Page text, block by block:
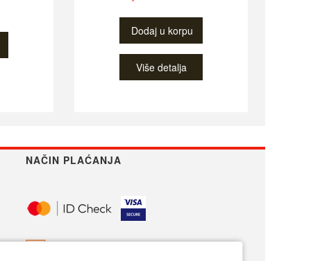
Dodaj u korpu
Više detalja
NAČIN PLAĆANJA